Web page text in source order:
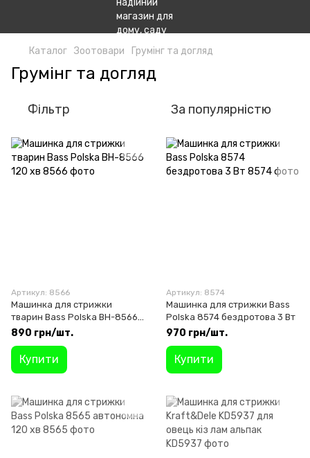
Каталог Зоотовари Грумінг та догляд
Грумінг та догляд
Фільтр За популярністю
Артикул: 8566
Машинка для стрижки
тварин Bass Polska BH-8566
120 хв
890 грн/шт.
Купити
Артикул: 8574
Машинка для стрижки Bass
Polska 8574 бездротова 3 Вт
970 грн/шт.
Купити